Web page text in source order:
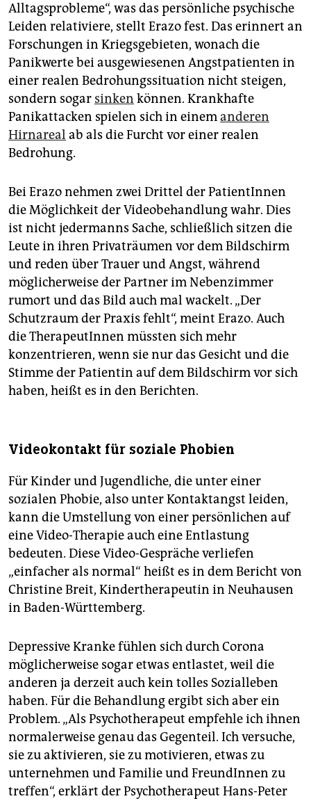
Alltagsprobleme“, was das persönliche psychische
Leiden relativiere, stellt Erazo fest. Das erinnert an
Forschungen in Kriegsgebieten, wonach die
Panikwerte bei ausgewiesenen Angstpatienten in
einer realen Bedrohungssituation nicht steigen,
sondern sogar sinken können. Krankhafte
Panikattacken spielen sich in einemanderen
Hirnareal ab als die Furcht vor einer realen
Bedrohung.
Bei Erazo nehmen zwei Drittel der PatientInnen
die Möglichkeit der ­Videobehandlung wahr. Dies
ist nicht jedermanns Sache, schließlich sitzen die
Leute in ihren Privaträumen vor dem Bildschirm
und reden über Trauer und Angst, während
möglicherweise der Partner im Nebenzimmer
rumort und das Bild auch mal wackelt. „Der
Schutzraum der Praxis fehlt“, meint Erazo. Auch
die TherapeutInnen müssten sich mehr
konzentrieren, wenn sie nur das Gesicht und die
Stimme der Patientin auf dem Bildschirm vor sich
haben, heißt es in den Berichten.
Videokontakt für soziale Phobien
Für Kinder und Jugendliche, die unter einer
sozialen Phobie, also unter Kontaktangst leiden,
kann die Umstellung von einer persönlichen auf
eine Video-Therapie auch eine Entlastung
bedeuten. Diese Video-Gespräche verliefen
„einfacher als normal“ heißt es in dem Bericht von
Christine Breit, Kindertherapeutin in Neuhausen
in Baden-Württemberg.
Depressive Kranke fühlen sich durch Corona
möglicherweise sogar etwas entlastet, weil die
anderen ja derzeit auch kein tolles Sozialleben
haben. Für die Behandlung ergibt sich aber ein
Problem. „Als Psychotherapeut empfehle ich ihnen
normalerweise genau das Gegenteil. Ich versuche,
sie zu aktivieren, sie zu motivieren, etwas zu
unternehmen und Familie und FreundInnen zu
treffen“, erklärt der Psychotherapeut Hans-Peter